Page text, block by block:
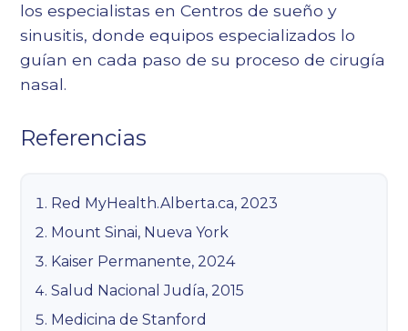
los especialistas enCentros de sueño y
sinusitis, donde equipos especializados lo
guían en cada paso de su proceso de cirugía
nasal.
Referencias
Red MyHealth.Alberta.ca, 2023
Mount Sinai, Nueva York
Kaiser Permanente, 2024
Salud Nacional Judía, 2015
Medicina de Stanford